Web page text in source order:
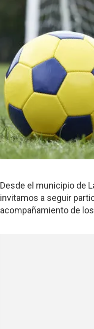
Desde el municipio de
invitamos a seguir
acompañamiento de